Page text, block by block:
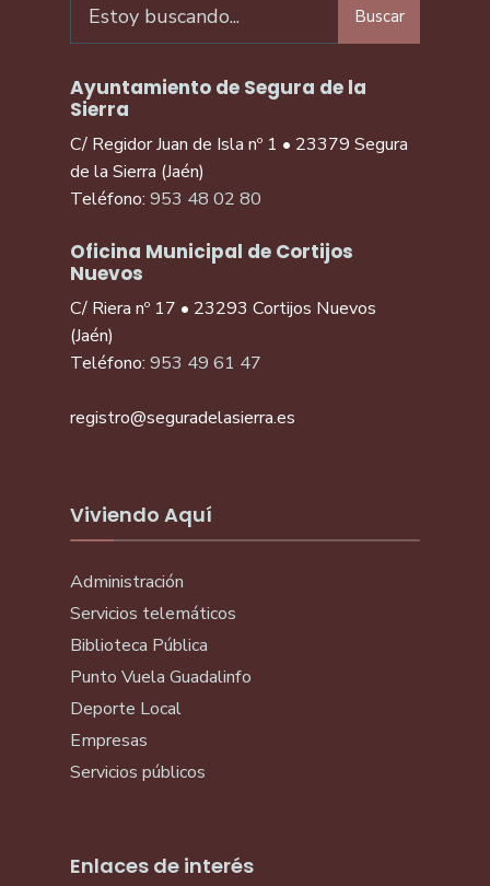
Buscar
Ayuntamiento de Segura de la
Sierra
C/ Regidor Juan de Isla nº 1 • 23379 Segura
de la Sierra (Jaén)
Teléfono: 953 48 02 80
Oficina Municipal de Cortijos
Nuevos
C/ Riera nº 17 • 23293 Cortijos Nuevos
(Jaén)
Teléfono: 953 49 61 47
registro@seguradelasierra.es
Viviendo Aquí
Administración
Servicios telemáticos
Biblioteca Pública
Punto Vuela Guadalinfo
Deporte Local
Empresas
Servicios públicos
Enlaces de interés